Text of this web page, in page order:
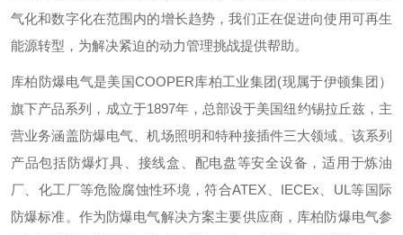
气化和数字化在范围内的增长趋势，我们正在促进向使用可再生
能源转型，为解决紧迫的动力管理挑战提供帮助。
库柏防爆电气是美国COOPER库柏工业集团(现属于伊顿集团）
旗下产品系列，成立于1897年，总部设于美国纽约锡拉丘兹，主
营业务涵盖防爆电气、机场照明和特种接插件三大领域。该系列
产品包括防爆灯具、接线盒、配电盘等安全设备，适用于炼油
厂、化工厂等危险腐蚀性环境，符合ATEX IECEx UL 等国际
防爆标准。作为防爆电气解决方案主要供应商，库柏防爆电气参